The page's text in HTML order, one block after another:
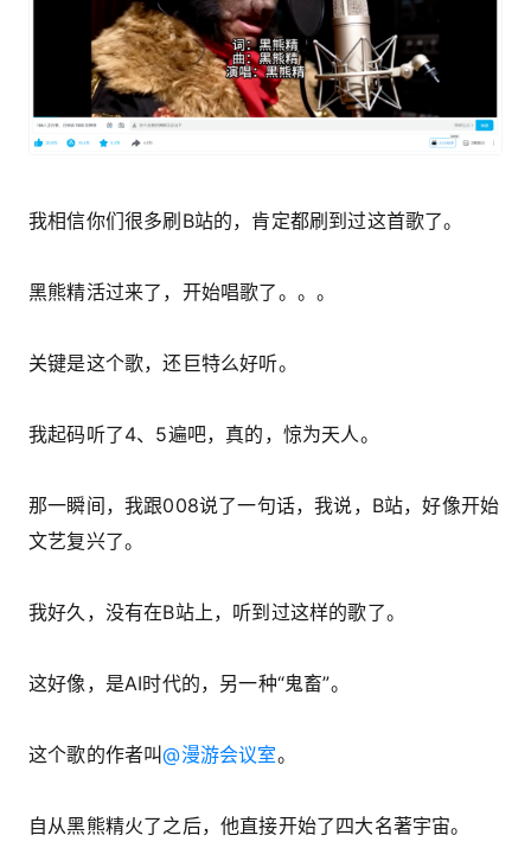
我相信你们很多刷B站的，肯定都刷到过这首歌了。
黑熊精活过来了，开始唱歌了。。。
关键是这个歌，还巨特么好听。
我起码听了4、5遍吧，真的，惊为天人。
那一瞬间，我跟008说了一句话，我说，B站，好像开始
文艺复兴了。
我好久，没有在B站上，听到过这样的歌了。
这好像，是AI时代的，另一种“鬼畜”。
这个歌的作者叫@漫游会议室。
自从黑熊精火了之后，他直接开始了四大名著宇宙。